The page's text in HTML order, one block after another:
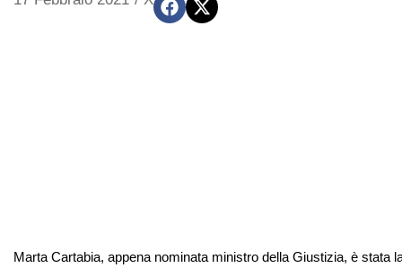
Marta Cartabia, appena nominata ministro della Giustizia, è stata